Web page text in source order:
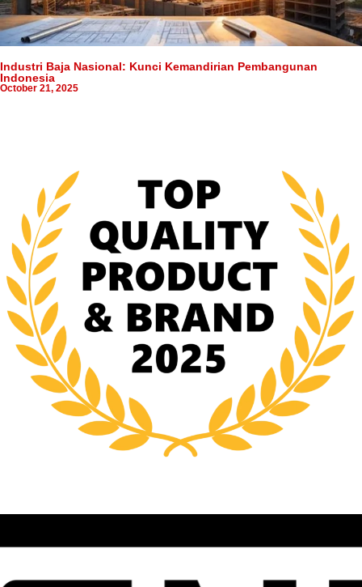
Industri Baja Nasional: Kunci Kemandirian Pembangunan
Indonesia
October 21, 2025